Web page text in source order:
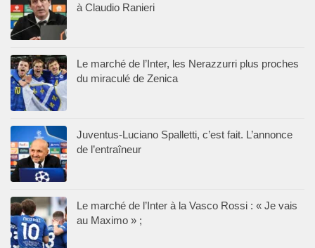
à Claudio Ranieri
Le marché de l’Inter, les Nerazzurri plus proches
du miraculé de Zenica
Juventus-Luciano Spalletti, c’est fait. L’annonce
de l’entraîneur
Le marché de l’Inter à la Vasco Rossi : « Je vais
au Maximo » ;